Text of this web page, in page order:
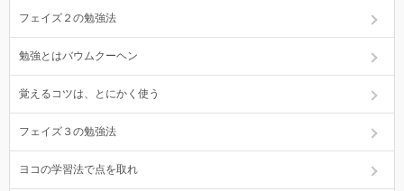
フェイズ２の勉強法
勉強とはバウムクーヘン
覚えるコツは、とにかく使う
フェイズ３の勉強法
ヨコの学習法で点を取れ